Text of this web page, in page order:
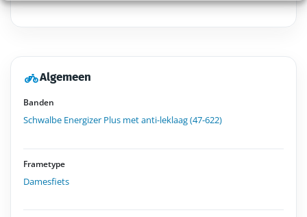
Algemeen
Banden
Schwalbe Energizer Plus met anti-leklaag (47-622)
Frametype
Damesfiets